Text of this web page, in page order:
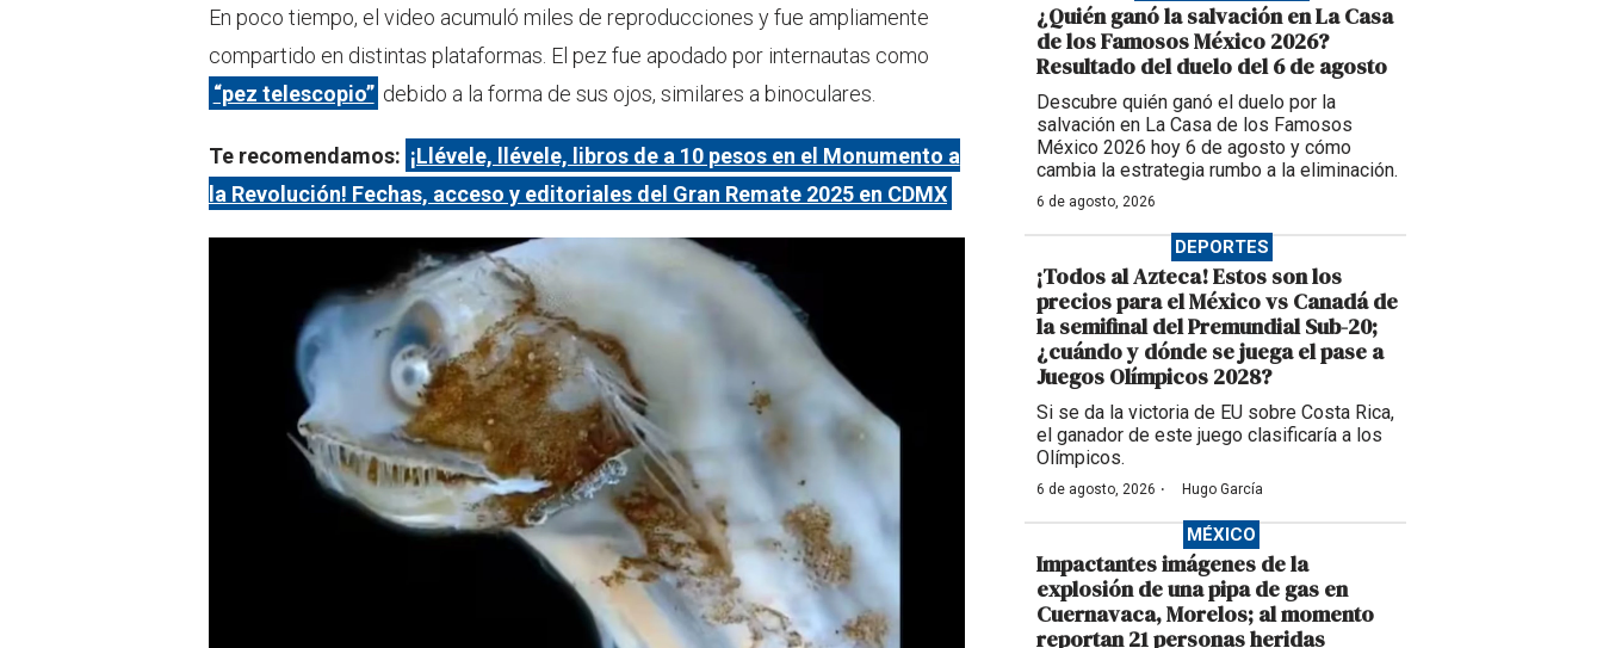
En poco tiempo, el video acumuló miles de reproducciones y fue ampliamente
compartido en distintas plataformas. El pez fue apodado por internautas como
“pez telescopio” debido a la forma de sus ojos, similares a binoculares.
Te recomendamos: ¡Llévele, llévele, libros de a 10 pesos en el Monumento a
la Revolución! Fechas, acceso y editoriales del Gran Remate 2025 en CDMX
¿Quién ganó la salvación en La Casa
de los Famosos México 2026?
Resultado del duelo del 6 de agosto
Descubre quién ganó el duelo por la
salvación en La Casa de los Famosos
México 2026 hoy 6 de agosto y cómo
cambia la estrategia rumbo a la eliminación.
6 de agosto, 2026
DEPORTES
¡Todos al Azteca! Estos son los
precios para el México vs Canadá de
la semifinal del Premundial Sub-20;
¿cuándo y dónde se juega el pase a
Juegos Olímpicos 2028?
Si se da la victoria de EU sobre Costa Rica,
el ganador de este juego clasificaría a los
Olímpicos.
6 de agosto, 2026 · Hugo García
MÉXICO
Impactantes imágenes de la
explosión de una pipa de gas en
Cuernavaca, Morelos; al momento
reportan 21 personas heridas